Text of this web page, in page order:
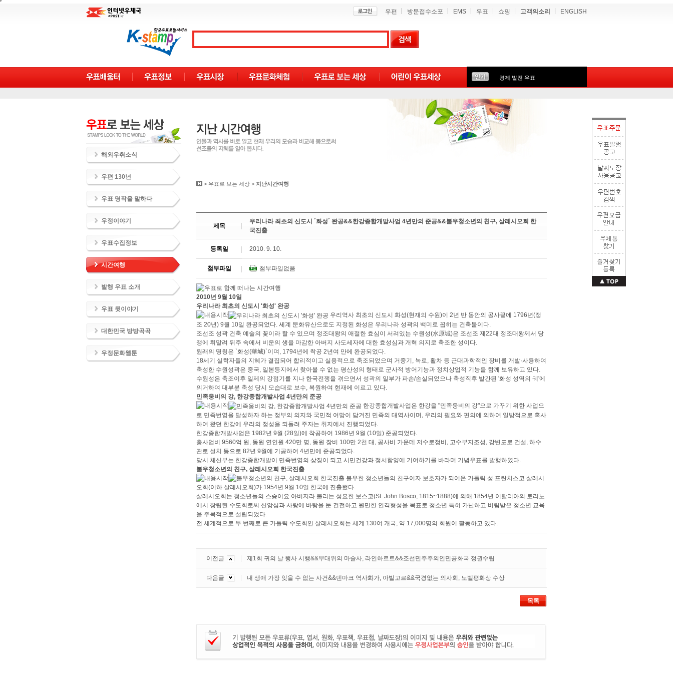
우편 방문접수소포 EMS 우표 쇼핑 고객의소리 ENGLISH
경제 발전 우표
해외우취소식
우편 130년
우표 명작을 말하다
우정이야기
우표수집정보
시간여행
발행 우표 소개
우표 뒷이야기
대한민국 방방곡곡
우정문화웹툰
> 우표로 보는 세상 > 지난시간여행
제목
우리나라 최초의 신도시 ´화성´ 완공&&한강종합개발사업 4년만의 준공&&불우청소년의 친구, 살레시오회 한
국진출
등록일 2010. 9. 10.
첨부파일 첨부파일없음
2010년 9월 10일
우리나라 최초의 신도시 '화성' 완공
우리역사 최초의 신도시 화성(현재의 수원)이 2년 반 동안의 공사끝에 1796년(정
조 20년) 9월 10일 완공되었다. 세계 문화유산으로도 지정된 화성은 우리나라 성곽의 백미로 꼽히는 건축물이다.
조선조 성곽 건축 예술의 꽃이라 할 수 있으며 정조대왕의 애절한 효심이 서려있는 수원성(水原城)은 조선조 제22대 정조대왕께서 당
쟁에 휘말려 뒤주 속에서 비운의 생을 마감한 아버지 사도세자에 대한 효성심과 개혁 의지로 축조한 성이다.
원래의 명칭은 `화성(華城)`이며, 1794년에 착공 2년여 만에 완공되었다.
18세기 실학자들의 지혜가 결집되어 합리적이고 실용적으로 축조되었으며 거중기, 녹로, 활차 등 근대과학적인 장비를 개발·사용하여
축성한 수원성곽은 중국, 일본등지에서 찾아볼 수 없는 평산성의 형태로 군사적 방어기능과 정치상업적 기능을 함께 보유하고 있다.
수원성은 축조이후 일제의 강점기를 지나 한국전쟁을 겪으면서 성곽의 일부가 파손/손실되었으나 축성직후 발간된 '화성 성역의 궤'에
의거하여 대부분 축성 당시 모습대로 보수, 복원하여 현재에 이르고 있다.
민족웅비의 강, 한강종합개발사업 4년만의 준공
한강종합개발사업은 한강을 "민족웅비의 강"으로 가꾸기 위한 사업으
로 민족번영을 달성하자 하는 정부의 의지와 국민적 여망이 담겨진 민족의 대역사이며, 우리의 필요와 편의에 의하여 일방적으로 혹사
하여 왔던 한강에 우리의 정성을 되돌려 주자는 취지에서 진행되었다.
한강종합개발사업은 1982년 9월 (28일)에 착공하여 1986년 9월 (10일) 준공되었다.
총사업비 9560억 원, 동원 연인원 420만 명, 동원 장비 100만 2천 대, 공사비 가운데 저수로정비, 고수부지조성, 강변도로 건설, 하수
관로 설치 등으로 82년 9월에 기공하여 4년만에 준공되었다.
당시 체신부는 한강종합개발이 민족번영의 상징이 되고 시민건강과 정서함양에 기여하기를 바라며 기념우표를 발행하였다.
불우청소년의 친구, 살레시오회 한국진출
불우한 청소년들의 친구이자 보호자가 되어온 가톨릭 성 프란치스코 살레시
오회(이하 살레시오회)가 1954년 9월 10일 한국에 진출했다.
살레시오회는 청소년들의 스승이요 아버지라 불리는 성요한 보스코(St. John Bosco, 1815~1888)에 의해 1854년 이탈리아의 토리노
에서 창립된 수도회로써 신앙심과 사랑에 바탕을 둔 건전하고 원만한 인격형성을 목표로 청소년 특히 가난하고 버림받은 청소년 교육
을 주목적으로 설립되었다.
전 세계적으로 두 번째로 큰 가톨릭 수도회인 살레시오회는 세계 130여 개국, 약 17,000명의 회원이 활동하고 있다.
이전글 제1회 귀의 날 행사 시행&&무대위의 마술사, 라인하르트&&조선민주주의인민공화국 정권수립
다음글 내 생애 가장 잊을 수 없는 사건&&덴마크 역사화가, 아빌고르&&국경없는 의사회, 노벨평화상 수상
목록